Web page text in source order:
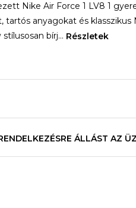
Nike Air Force 1 LV8 1
anyagokat és klasszikus
bírj... Részletek
ÁLLÁST AZ